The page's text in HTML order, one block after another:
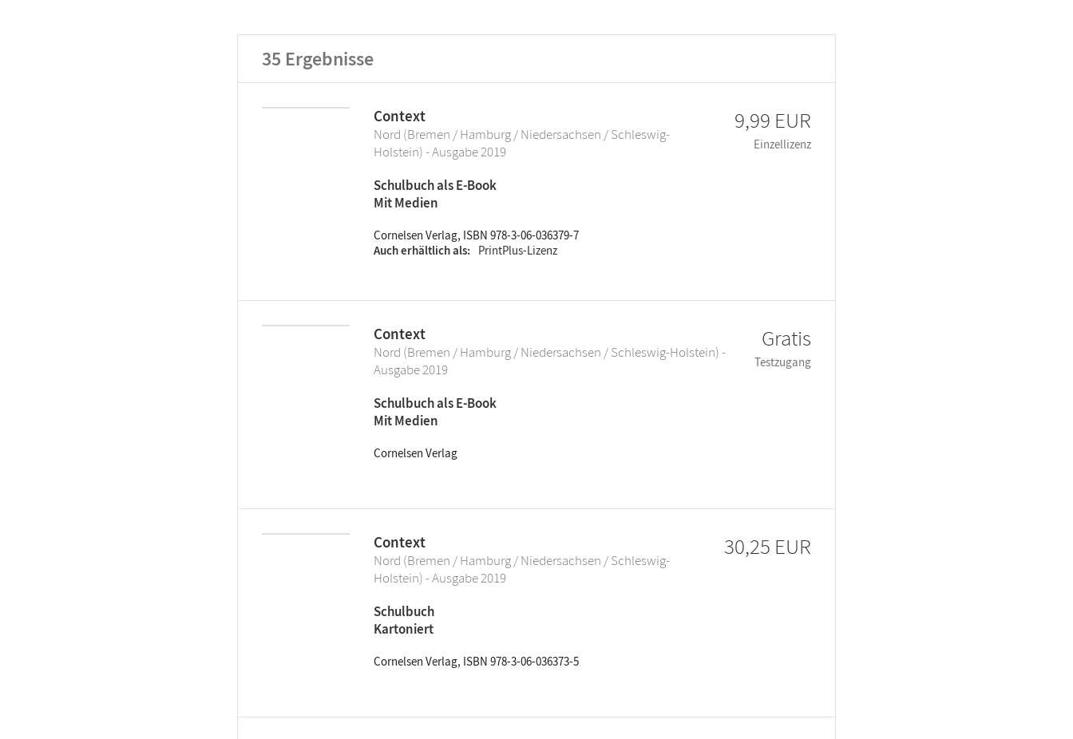
35 Ergebnisse
Context
Nord (Bremen / Hamburg / Niedersachsen / Schleswig-
Holstein) - Ausgabe 2019
Schulbuch als E-Book
Mit Medien
Cornelsen Verlag, ISBN 978-3-06-036379-7
Auch erhältlich als
PrintPlus-Lizenz
9,99 EUR
Einzellizenz
Context
Nord (Bremen / Hamburg / Niedersachsen / Schleswig-Holstein) -
Ausgabe 2019
Schulbuch als E-Book
Mit Medien
Cornelsen Verlag
Gratis
Testzugang
Context
Nord (Bremen / Hamburg / Niedersachsen / Schleswig-
Holstein) - Ausgabe 2019
Schulbuch
Kartoniert
Cornelsen Verlag, ISBN 978-3-06-036373-5
30,25 EUR